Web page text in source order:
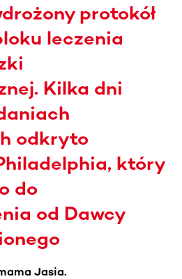
protokół
leczenia
Kilka dni
odkryto
który
do
od Dawcy
Jasia.